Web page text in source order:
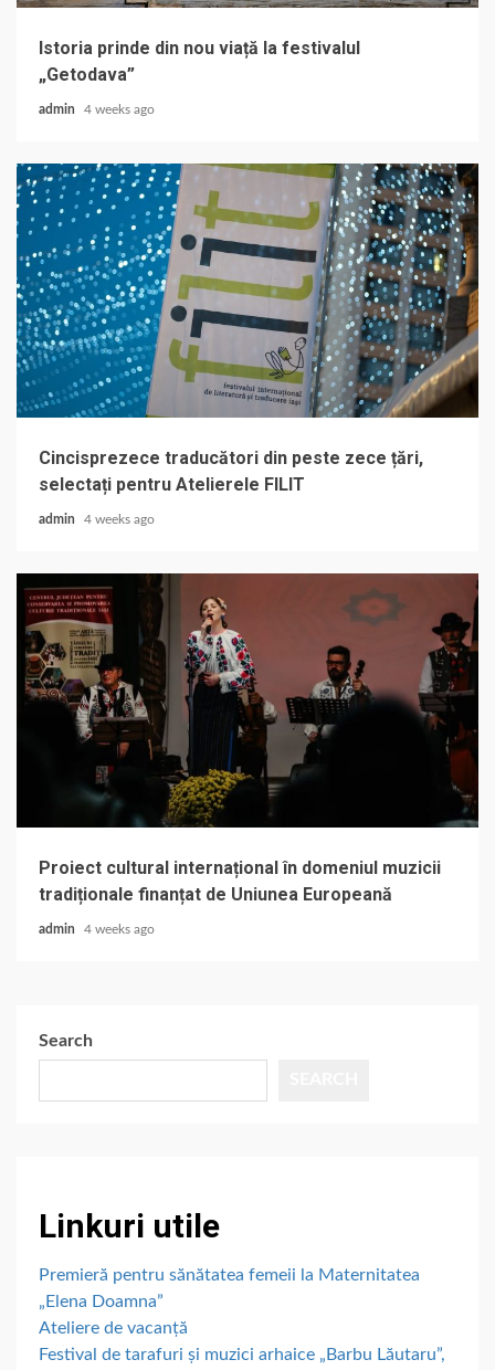
Istoria prinde din nou viață la festivalul
„Getodava”
admin 4 weeks ago
Cincisprezece traducători din peste zece țări,
selectați pentru Atelierele FILIT
admin 4 weeks ago
Proiect cultural internațional în domeniul muzicii
tradiționale finanțat de Uniunea Europeană
admin 4 weeks ago
Search
Linkuri utile
Premieră pentru sănătatea femeii la Maternitatea
„Elena Doamna”
Ateliere de vacanță
Festival de tarafuri și muzici arhaice „Barbu Lăutaru”,